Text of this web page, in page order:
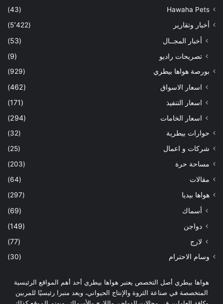
Hawaha Pets
(43)
أخبار وتقارير
(5٬422)
أخبار المجــال
(53)
تصريحات راديو
(9)
بورصة هواها بيطري (929)
اسعار الاسواق
(462)
اسعار التنفيذ
(171)
اسعار الخامات
(294)
حوارات بيطرية
(32)
شركات و اعمال
(25)
مساحة حرة
(203)
مقالات
(64)
هواها بيديا
(297)
أسماك
(69)
دواجن
(149)
لارج
(77)
وسام الاحترام (30)
هواها بيطري أصل التخصص يعتبر هواها بيطري أحد أهم المواقع الرئيسية
المتخصصة في صناعة الثروة والإنتاج الحيواني، ويعد منبرا رئيسيًا للمربين